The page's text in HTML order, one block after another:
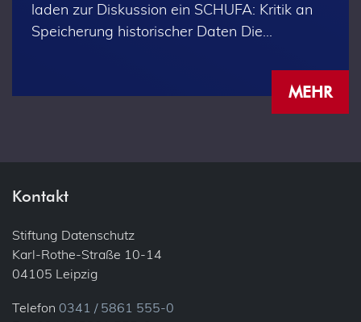
laden zur Diskussion ein SCHUFA: Kritik an
Speicherung historischer Daten Die…
MEHR
Kontakt
Stiftung Datenschutz
Karl-Rothe-Straße 10-14
04105 Leipzig
Telefon 0341 / 5861 555-0